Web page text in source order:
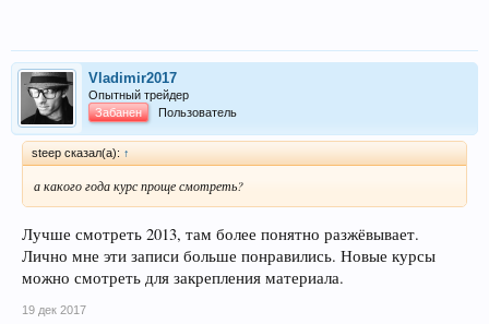
Vladimir2017
Опытный трейдер
Забанен
Пользователь
steep сказал(а): ↑
а какого года курс проще смотреть?
Лучше смотреть 2013, там более понятно разжёвывает.
Лично мне эти записи больше понравились. Новые курсы
можно смотреть для закрепления материала.
19 дек 2017